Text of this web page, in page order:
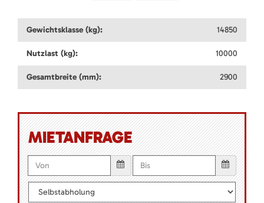
Gewichtsklasse (kg): 14850
Nutzlast (kg): 10000
Gesamtbreite (mm): 2900
MIETANFRAGE